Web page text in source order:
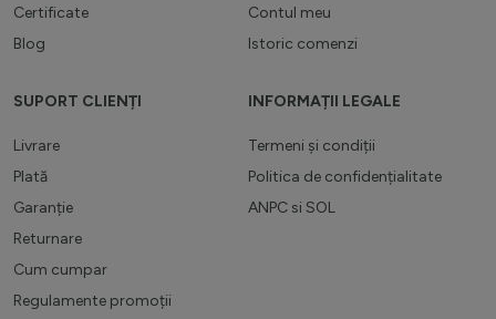
Certificate
Blog
Contul meu
Istoric comenzi
SUPORT CLIENȚI
Livrare
Plată
Garanție
Returnare
Cum cumpar
Regulamente promoții
INFORMAȚII LEGALE
Termeni și condiții
Politica de confidențialitate
ANPC si SOL